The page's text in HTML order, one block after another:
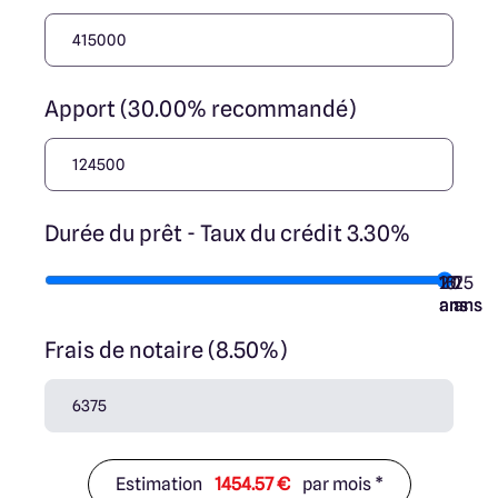
Apport (30.00% recommandé)
Durée du prêt - Taux du crédit 3.30%
7
ans
10
ans
15
ans
20
ans
25
ans
Frais de notaire (8.50%)
Estimation 1454.57 € par mois *